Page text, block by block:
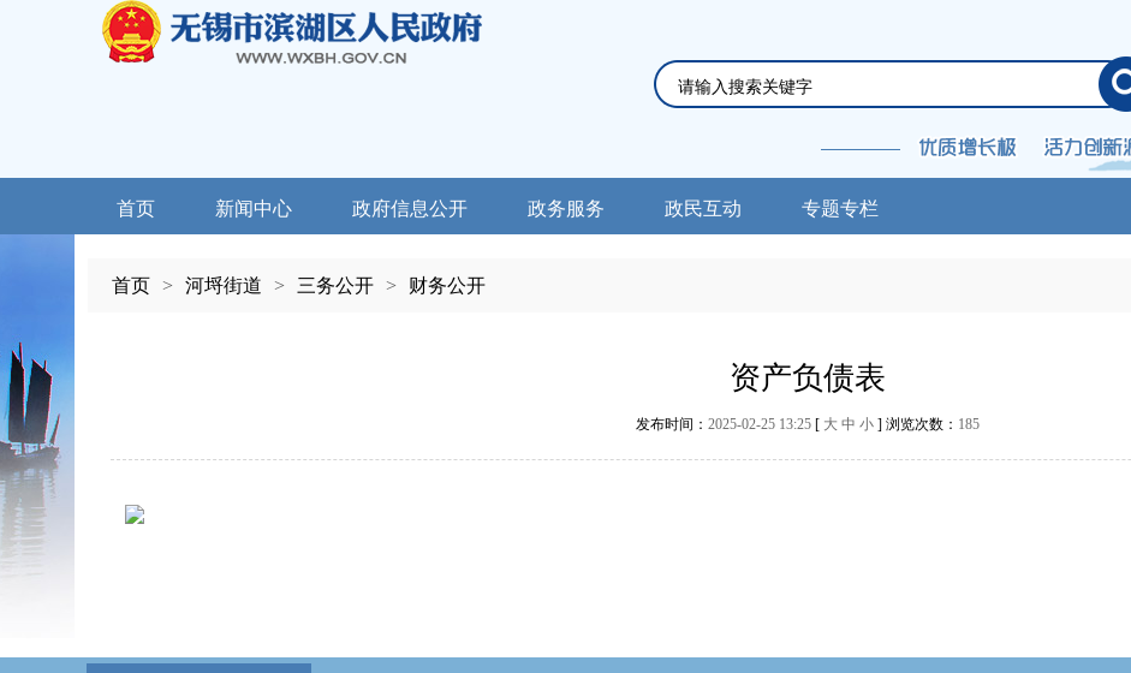
首页 新闻中心 政府信息公开 政务服务 政民互动 专题专栏
首页 > 河埒街道 > 三务公开 > 财务公开
资产负债表
发布时间： 2025-02-25 13:25 [ 大 中 小 ] 浏览次数： 185